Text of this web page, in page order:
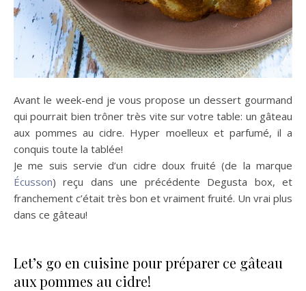
Avant le week-end je vous propose un dessert gourmand
qui pourrait bien trôner très vite sur votre table: un gâteau
aux pommes au cidre. Hyper moelleux et parfumé, il a
conquis toute la tablée!
Je me suis servie d’un cidre doux fruité (de la marque
Écusson) reçu dans une précédente Degusta box, et
franchement c’était très bon et vraiment fruité. Un vrai plus
dans ce gâteau!
Let’s go en cuisine pour préparer ce gâteau
aux pommes au cidre!